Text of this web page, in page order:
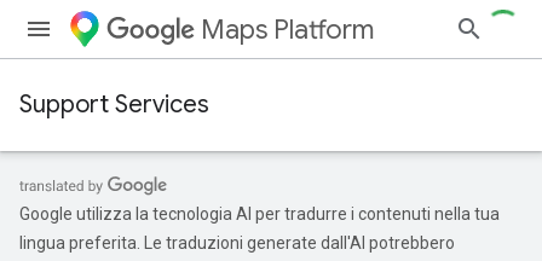
Maps Platform
Support Services
Google utilizza la tecnologia AI per tradurre i contenuti nella tua
lingua preferita. Le traduzioni generate dall'AI potrebbero